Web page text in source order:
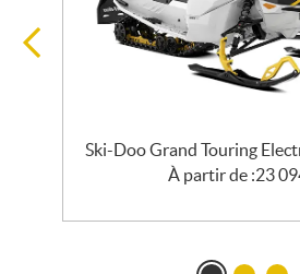
Ski-Doo Grand Touring
À partir de :23